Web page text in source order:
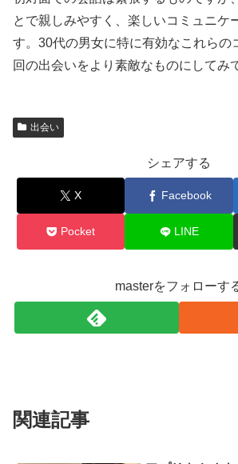
とで親しみやすく、楽しいコミュニケ
す。30代の男女に特に有効なこれらの
回の出会いをより素敵なものにしてみ
出会い
シェアする
X Facebook
Pocket LINE
masterをフォローす
関連記事